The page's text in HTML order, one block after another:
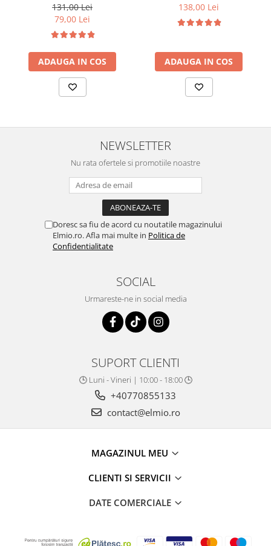
131,00 Lei
79,00 Lei
ADAUGA IN COS
138,00 Lei
ADAUGA IN COS
NEWSLETTER
Nu rata ofertele si promotiile noastre
Doresc sa fiu de acord cu noutatile magazinului
Elmio.ro. Afla mai multe in Politica de
Confidentialitate
SOCIAL
Urmareste-ne in social media
SUPORT CLIENTI
🕒 Luni - Vineri | 10:00 - 18:00 🕒
+40770855133
contact@elmio.ro
MAGAZINUL MEU
CLIENTI SI SERVICII
DATE COMERCIALE